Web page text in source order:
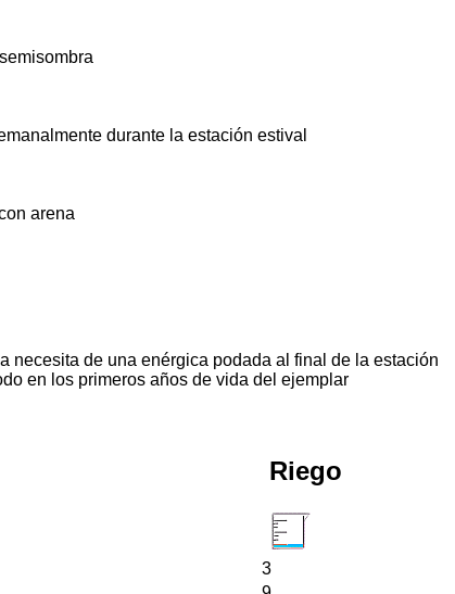
durante la estación estival
arena
necesita de una enérgica podada al final de la estación
en los primeros años de vida del ejemplar
Riego
3